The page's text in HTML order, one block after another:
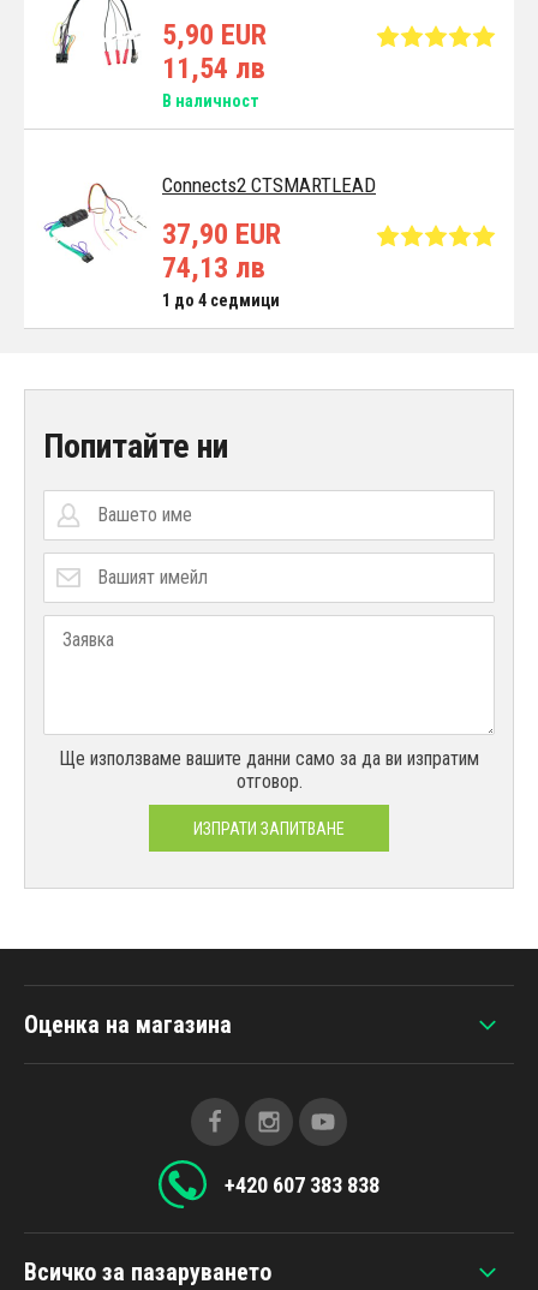
5,90 EUR
11,54 лв
В наличност
Connects2 CTSMARTLEAD
37,90 EUR
74,13 лв
1 до 4 седмици
Попитайте ни
Ще използваме вашите данни само за да ви изпратим
отговор.
ИЗПРАТИ ЗАПИТВАНЕ
Всичко за пазаруването
Оценка на магазина
+420 607 383 838